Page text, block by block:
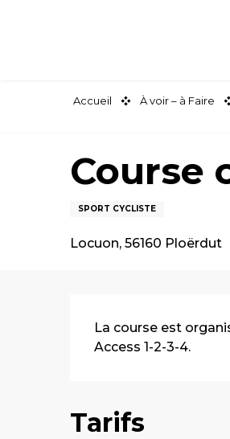
Accueil À voir – à Faire
Course
SPORT CYCLISTE
Locuon, 56160 Ploërdut
La course est
Access 1-2-3-4.
Tarifs